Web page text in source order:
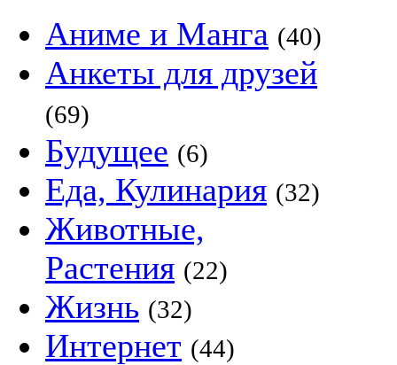
Аниме и Манга (40)
Анкеты для друзей
(69)
Будущее (6)
Еда, Кулинария (32)
Животные,
Растения (22)
Жизнь (32)
Интернет (44)